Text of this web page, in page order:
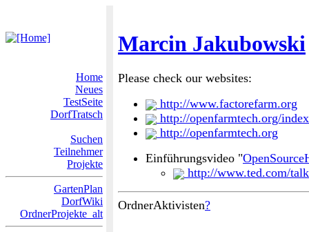
Marcin Jakubowski
Home
Neues
TestSeite
DorfTratsch
Suchen
Teilnehmer
Projekte
GartenPlan
DorfWiki
OrdnerProjekte_alt
Please check our websites:
http://www.factorefarm.org
http://openfarmtech.org/
http://openfarmtech.org
Einführungsvideo "
http://www.ted.com/
OrdnerAktivisten?